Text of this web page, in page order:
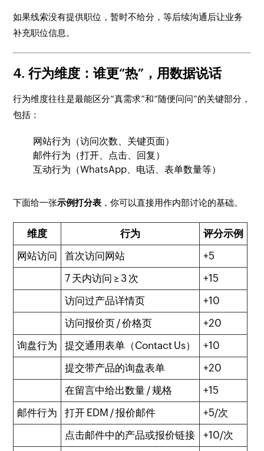
如果线索没有提供职位，暂时不给分，等后续沟通后让业务
补充职位信息。
4. 行为维度：谁更“热”，用数据说话
行为维度往往是最能区分“真需求”和“随便问问”的关键部分，
包括：
网站行为（访问次数、关键页面）
邮件行为（打开、点击、回复）
互动行为（WhatsApp、电话、表单数量等）
下面给一张示例打分表 ，你可以直接用作内部讨论的基础。
维度 行为
评分示例
网站访问
首次访问网站
+5
7 天内访问 ≥ 3 次
+15
访问过产品详情页
+10
访问报价页 / 价格页
+20
询盘行为
提交通用表单（Contact Us）
+10
提交带产品的询盘表单
+20
在留言中给出数量 / 规格
+15
邮件行为
打开 EDM / 报价邮件
+5/次
点击邮件中的产品或报价链接
+10/次